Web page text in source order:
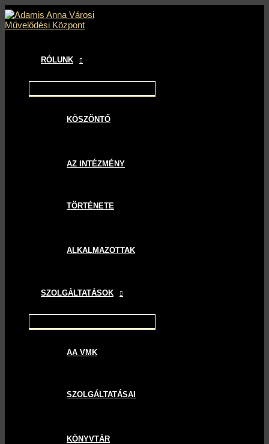
Skip
to
content
RÓLUNK
MENU
TOGGLE
KÖSZÖNTŐ
AZ INTÉZMÉNY
TÖRTÉNETE
ALKALMAZOTTAK
SZOLGÁLTATÁSOK
MENU
TOGGLE
AA VMK
SZOLGÁLTATÁSAI
KÖNYVTÁR
MENU
TOGGLE
Bejegyzés
navigáció